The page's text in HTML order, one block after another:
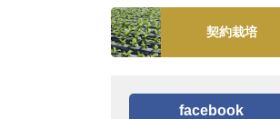
契約栽培
facebook